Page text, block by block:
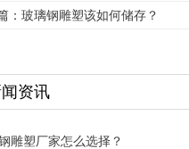
： 玻璃钢雕塑该如何储存？
资讯
雕塑厂家怎么选择？